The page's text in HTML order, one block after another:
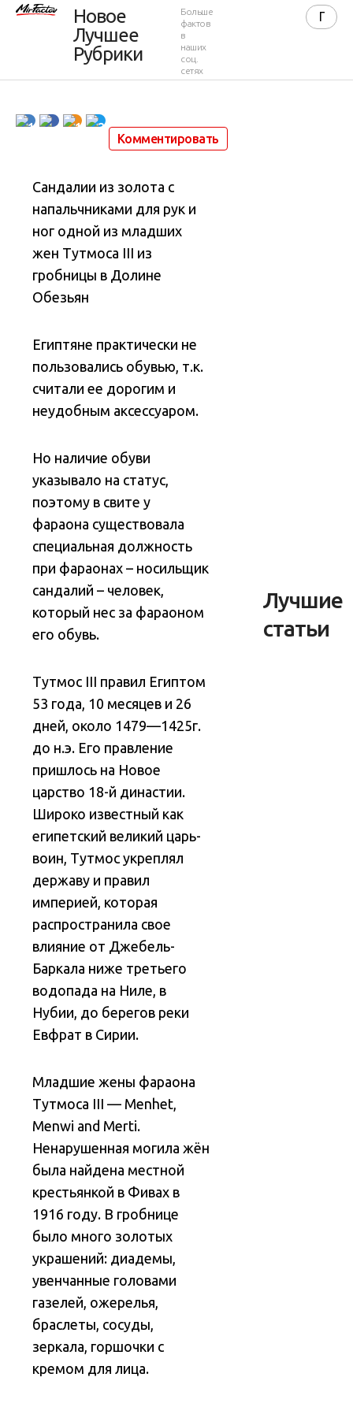
Новое
Лучшее
Рубрики
Больше
фактов
в
наших
соц.
сетях
для рук и
ног
1 1 2
Комментировать
Сандалии из золота с
напальчниками для рук и
ног одной из младших
жен Тутмоса III из
гробницы в Долине
Обезьян
Египтяне практически не
пользовались обувью, т.к.
считали ее дорогим и
неудобным аксессуаром.
Но наличие обуви
указывало на статус,
поэтому в свите у
фараона существовала
специальная должность
при фараонах – носильщик
сандалий – человек,
который нес за фараоном
его обувь.
Тутмос III правил Египтом
53 года, 10 месяцев и 26
дней, около 1479—1425г.
до н.э. Его правление
пришлось на Новое
царство 18-й династии.
Широко известный как
египетский великий царь-
воин, Тутмос укреплял
державу и правил
империей, которая
распространила свое
влияние от Джебель-
Баркала ниже третьего
водопада на Ниле, в
Нубии, до берегов реки
Евфрат в Сирии.
Младшие жены фараона
Тутмоса III — Menhet,
Menwi and Merti.
Ненарушенная могила жён
была найдена местной
крестьянкой в Фивах в
1916 году. В гробнице
было много золотых
украшений: диадемы,
увенчанные головами
газелей, ожерелья,
браслеты, сосуды,
зеркала, горшочки с
кремом для лица.
Лучшие
статьи